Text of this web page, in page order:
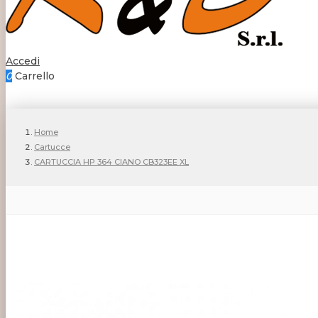
Accedi
0 Carrello
Home
Cartucce
CARTUCCIA HP 364 CIANO CB323EE XL